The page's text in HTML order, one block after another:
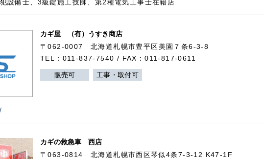
設備士、3級錠施工技師、第2種電気工事士在籍店
カギ屋 （有）うすき商店
〒062-0007 北海道札幌市豊平区美園７条6-3-8
TEL：011-837-7540 / FAX：011-817-0611
販売可 工事・取付可
カギの救急車 西店
〒063-0814 北海道札幌市西区琴似4条7-3-12 K47-1F